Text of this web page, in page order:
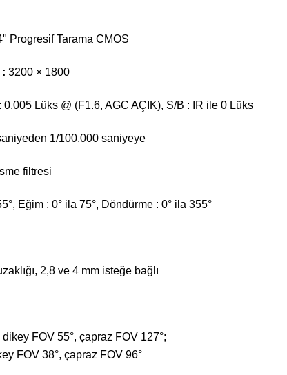
Progresif Tarama CMOS
3200 × 1800
0,005 Lüks @ (F1.6, AGC AÇIK), S/B : IR ile 0 Lüks
1/100.000 saniyeye
filtresi
Eğim : 0° ila 75°, Döndürme : 0° ila 355°
2,8 ve 4 mm isteğe bağlı
FOV 55°, çapraz FOV 127°;
FOV 38°, çapraz FOV 96°